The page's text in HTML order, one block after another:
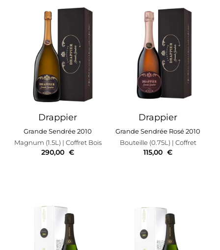
Drappier
Grande Sendrée 2010
Magnum (1.5L) | Coffret Bois
290,00 €
Drappier
Grande Sendrée Rosé 2010
Bouteille (0.75L) | Coffret
115,00 €